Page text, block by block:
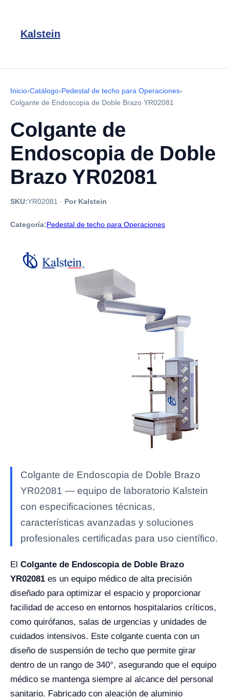
Kalstein
Inicio›Catálogo›Pedestal de techo para Operaciones›
Colgante de Endoscopia de Doble Brazo YR02081
Colgante de
Endoscopia de Doble
Brazo YR02081
SKU:YR02081 · Por Kalstein
Categoría:Pedestal de techo para Operaciones
Colgante de Endoscopia de Doble Brazo
YR02081 — equipo de laboratorio Kalstein
con especificaciones técnicas,
características avanzadas y soluciones
profesionales certificadas para uso científico.
El Colgante de Endoscopia de Doble Brazo
YR02081 es un equipo médico de alta precisión
diseñado para optimizar el espacio y proporcionar
facilidad de acceso en entornos hospitalarios críticos,
como quirófanos, salas de urgencias y unidades de
cuidados intensivos. Este colgante cuenta con un
diseño de suspensión de techo que permite girar
dentro de un rango de 340°, asegurando que el equipo
médico se mantenga siempre al alcance del personal
sanitario. Fabricado con aleación de aluminio